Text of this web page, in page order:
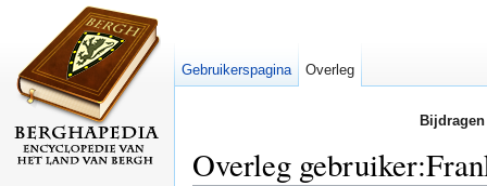
Overleg
Gebruikerspagina Overleg